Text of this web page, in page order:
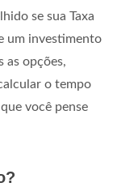
se sua Taxa
um investimento
as opções,
o tempo
você pense